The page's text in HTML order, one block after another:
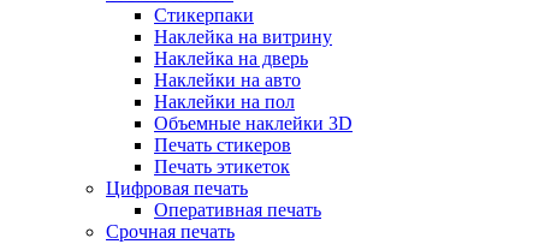
Стикерпаки
Наклейка на витрину
Наклейка на дверь
Наклейки на авто
Наклейки на пол
Объемные наклейки 3D
Печать стикеров
Печать этикеток
Цифровая печать
Оперативная печать
Срочная печать